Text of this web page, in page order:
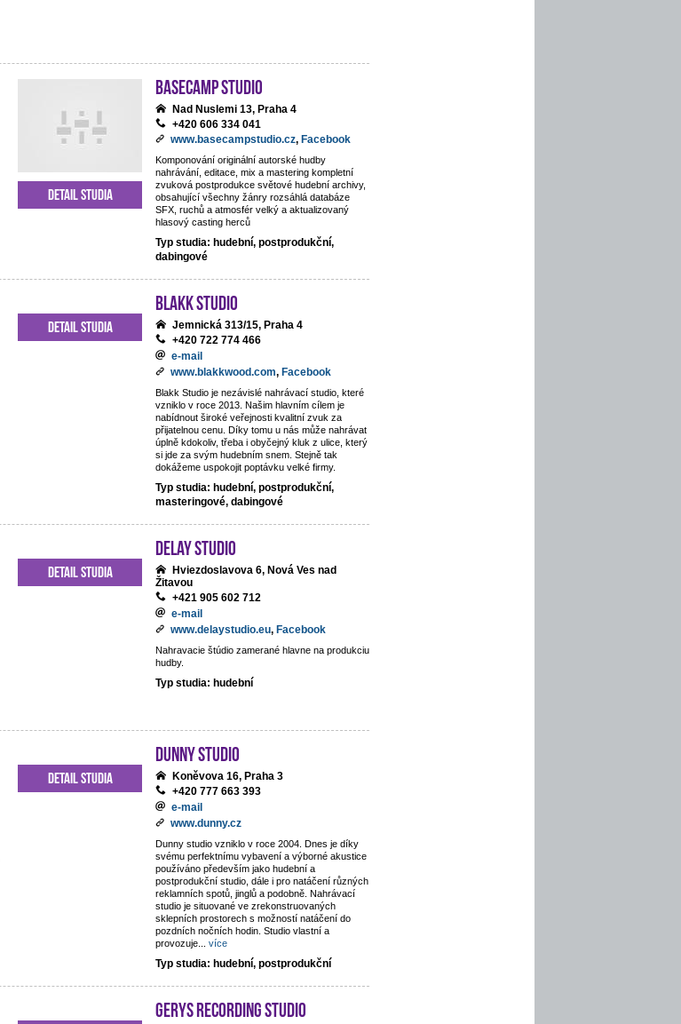
BaseCamp studio
Nad Nuslemi 13, Praha 4
+420 606 334 041
www.basecampstudio.cz, Facebook
Komponování originální autorské hudby
nahrávání, editace, mix a mastering kompletní
zvuková postprodukce světové hudební archivy,
obsahující všechny žánry rozsáhlá databáze
SFX, ruchů a atmosfér velký a aktualizovaný
hlasový casting herců
Typ studia: hudební, postprodukční,
dabingové
Detail studia
Blakk Studio
Jemnická 313/15, Praha 4
+420 722 774 466
e-mail
www.blakkwood.com, Facebook
Blakk Studio je nezávislé nahrávací studio, které
vzniklo v roce 2013. Našim hlavním cílem je
nabídnout široké veřejnosti kvalitní zvuk za
přijatelnou cenu. Díky tomu u nás může nahrávat
úplně kdokoliv, třeba i obyčejný kluk z ulice, který
si jde za svým hudebním snem. Stejně tak
dokážeme uspokojit poptávku velké firmy.
Typ studia: hudební, postprodukční,
masteringové, dabingové
Detail studia
DeLay studio
Hviezdoslavova 6, Nová Ves nad
Žitavou
+421 905 602 712
e-mail
www.delaystudio.eu, Facebook
Nahravacie štúdio zamerané hlavne na produkciu
hudby.
Typ studia: hudební
Detail studia
Dunny studio
Koněvova 16, Praha 3
+420 777 663 393
e-mail
www.dunny.cz
Dunny studio vzniklo v roce 2004. Dnes je díky
svému perfektnímu vybavení a výborné akustice
používáno především jako hudební a
postprodukční studio, dále i pro natáčení různých
reklamních spotů, jinglů a podobně. Nahrávací
studio je situované ve zrekonstruovaných
sklepních prostorech s možností natáčení do
pozdních nočních hodin. Studio vlastní a
provozuje
více
Typ studia: hudební, postprodukční
Detail studia
Gerys Recording Studio